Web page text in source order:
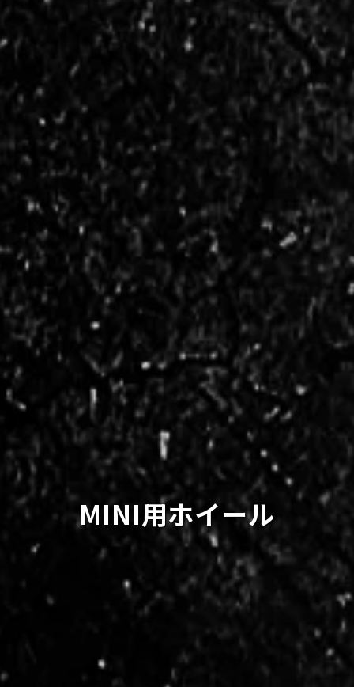
MINI用ホイール